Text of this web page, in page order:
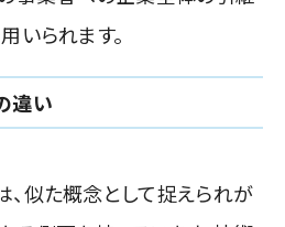
いられます。
違い
似た概念として捉えられが